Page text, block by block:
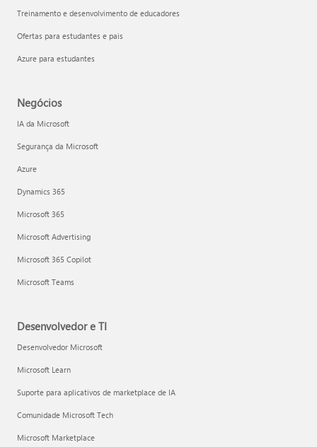
Treinamento e desenvolvimento de educadores
Ofertas para estudantes e pais
Azure para estudantes
Negócios
IA da Microsoft
Segurança da Microsoft
Azure
Dynamics 365
Microsoft 365
Microsoft Advertising
Microsoft 365 Copilot
Microsoft Teams
Desenvolvedor e TI
Desenvolvedor Microsoft
Microsoft Learn
Suporte para aplicativos de marketplace de IA
Comunidade Microsoft Tech
Microsoft Marketplace